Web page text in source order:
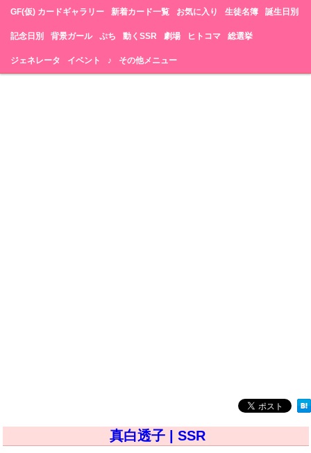
GF(仮) カードギャラリー 新着カード一覧 お気に入り 生徒名簿 誕生日別
記念日別 背景ガール ぷち 動くSSR 劇場 ヒトコマ 総選挙
ジェネレータ イベント ♪ その他メニュー
真白透子 | SSR